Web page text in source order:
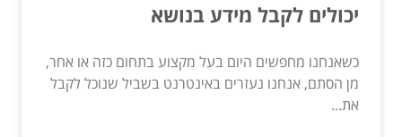
יכולים לקבל מידע בנושא
כשאנחנו מחפשים היום בעל מקצוע בתחום כזה או אחר,
מן הסתם, אנחנו נעזרים באינטרנט בשביל שנוכל לקבל
את...